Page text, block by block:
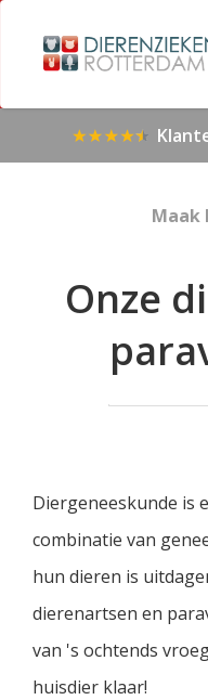
Maak
Onze
Diergeneeskunde is
combinatie van
hun dieren is
dierenartsen en
van 's ochtends
huisdier klaar!